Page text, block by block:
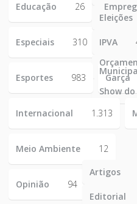
Educação 26
Especiais 310
Eleições
IPVA
Show do
Esportes 983 Garça
Internacional 1.313
Meio Ambiente 12
Opinião 94
Artigos
Editorial